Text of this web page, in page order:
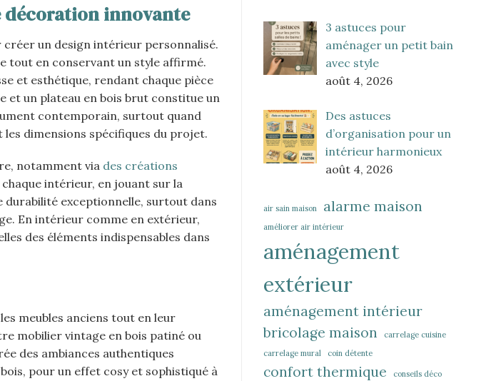
innovante
un design intérieur personnalisé.
tout en conservant un style affirmé.
et esthétique, rendant chaque pièce
et un plateau en bois brut constitue un
contemporain, surtout quand
dimensions spécifiques du projet.
notamment via des créations
intérieur, en jouant sur la
durabilité exceptionnelle, surtout dans
En intérieur comme en extérieur,
des éléments indispensables dans
meubles anciens tout en leur
mobilier vintage en bois patiné ou
des ambiances authentiques
pour un effet cosy et sophistiqué à
3 astuces pour
aménager un petit bain
avec style
août 4, 2026
Des astuces
d’organisation pour un
intérieur harmonieux
août 4, 2026
air sain maison alarme maison
améliorer air intérieur
aménagement
extérieur
aménagement intérieur
bricolage maison
carrelage cuisine
carrelage mural
coin détente
confort thermique conseils déco